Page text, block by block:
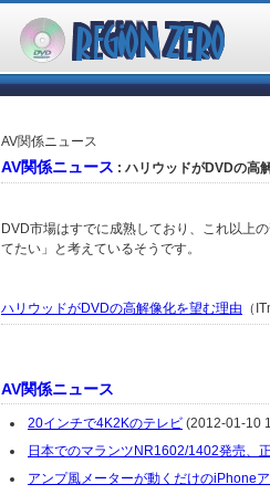
AV関係ニュース
AV関係ニュース : ハリウッドがDVDの高
DVD市場はすでに成熟しており、これ以上
てたい」と考えているそうです。
ハリウッドがDVDの高解像化を望む理由 （
AV関係ニュース
20インチで4K2Kのテレビ (2012-01-10
日本でのマランツNR1602/1402発売、
アンプ風メーターが動くだけのiPhoneア